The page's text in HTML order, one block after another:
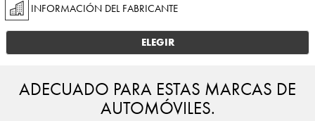
INFORMACIÓN DEL FABRICANTE
ELEGIR
ADECUADO PARA ESTAS MARCAS DE
AUTOMÓVILES.